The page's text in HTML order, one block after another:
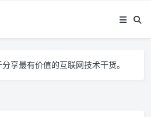
享最有价值的互联网技术干货。